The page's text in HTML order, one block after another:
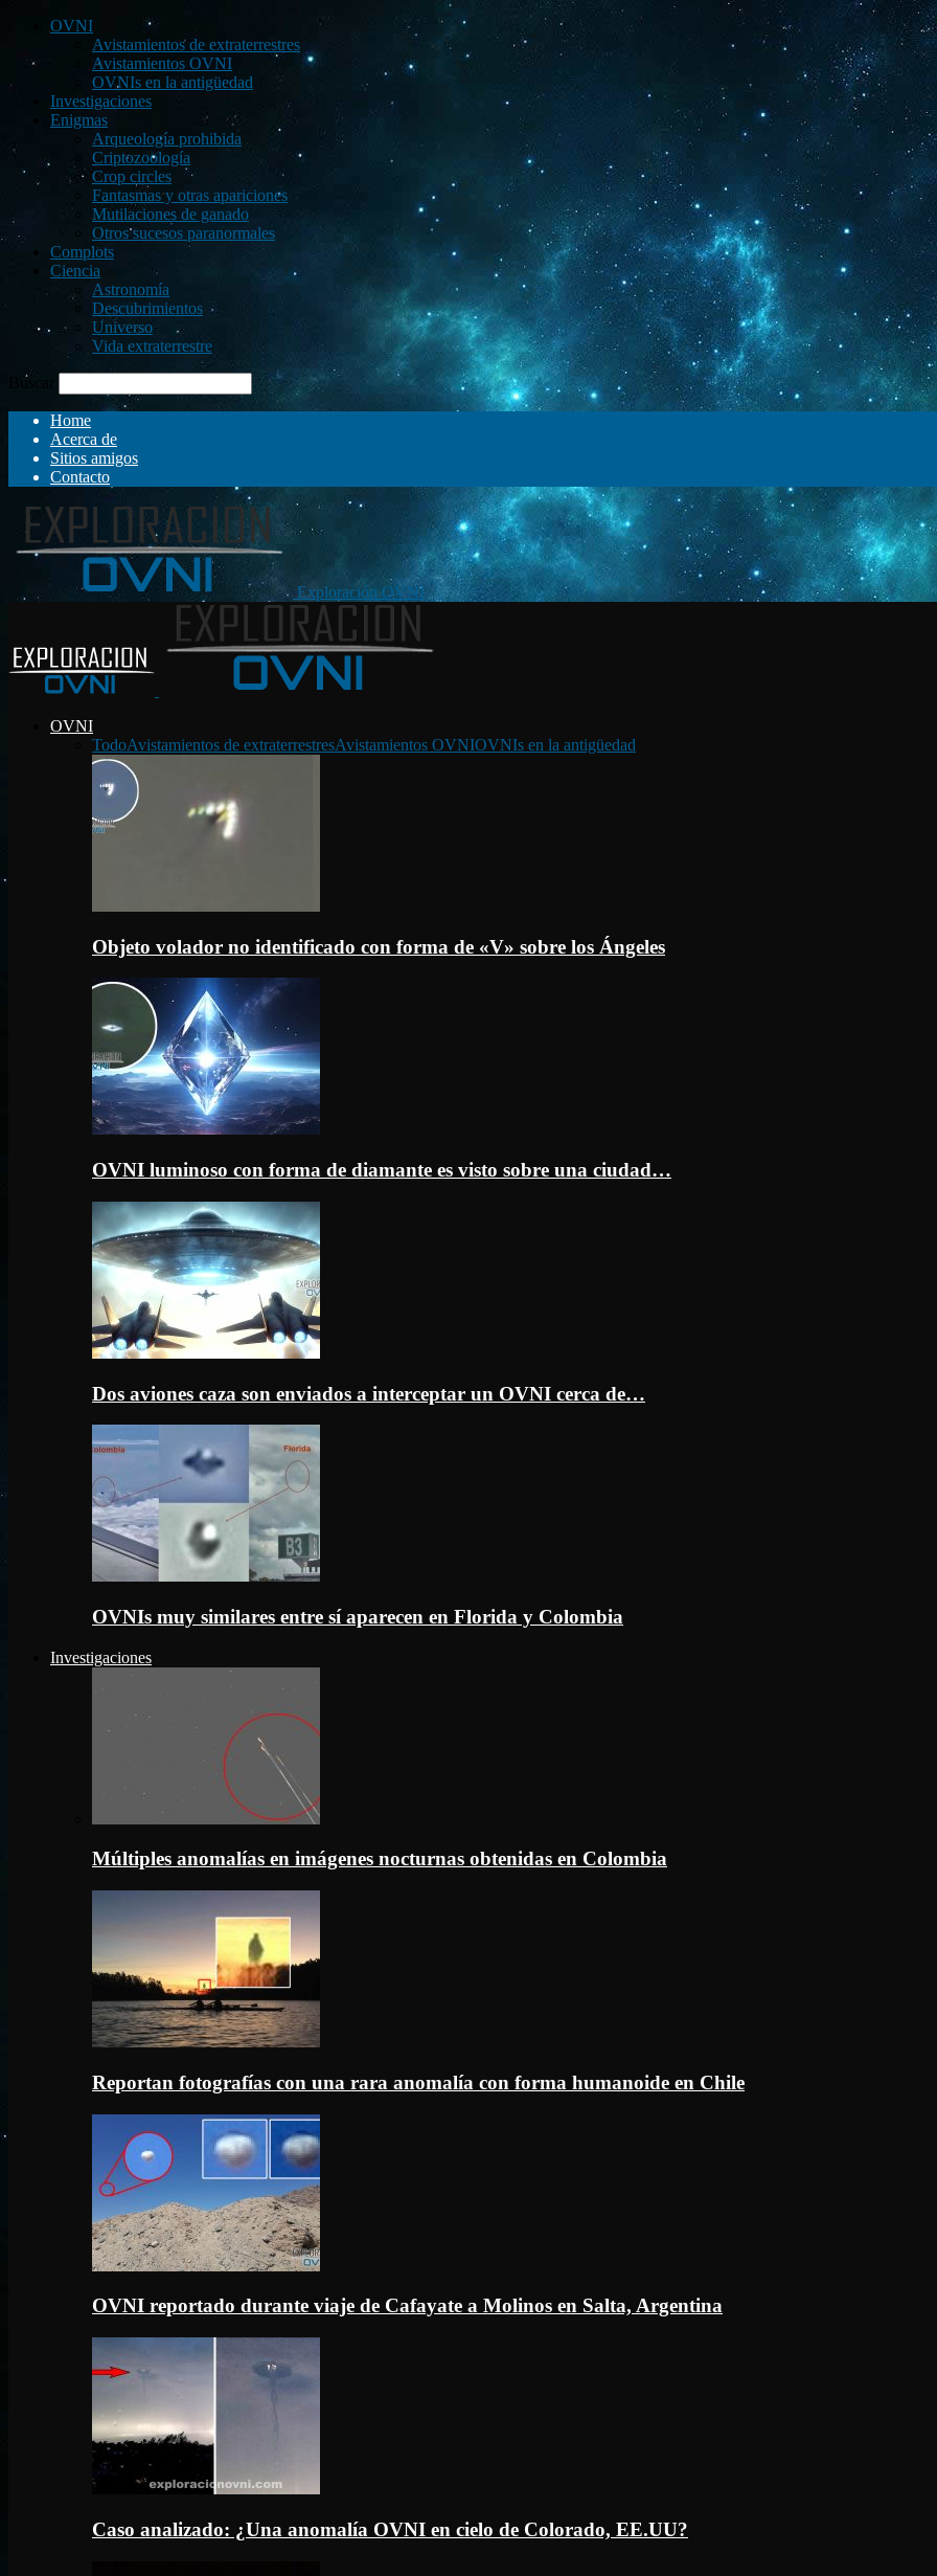
OVNI
Avistamientos de extraterrestres
Avistamientos OVNI
OVNIs en la antigüedad
Investigaciones
Enigmas
Arqueología prohibida
Criptozoología
Crop circles
Fantasmas y otras apariciones
Mutilaciones de ganado
Otros sucesos paranormales
Complots
Ciencia
Astronomía
Descubrimientos
Universo
Vida extraterrestre
Buscar
Home
Acerca de
Sitios amigos
Contacto
Exploración OVNI
OVNI
TodoAvistamientos de extraterrestresAvistamientos OVNIOVNIs en la antigüedad
Objeto volador no identificado con forma de «V» sobre los Ángeles
OVNI luminoso con forma de diamante es visto sobre una ciudad…
Dos aviones caza son enviados a interceptar un OVNI cerca de…
OVNIs muy similares entre sí aparecen en Florida y Colombia
Investigaciones
Múltiples anomalías en imágenes nocturnas obtenidas en Colombia
Reportan fotografías con una rara anomalía con forma humanoide en Chile
OVNI reportado durante viaje de Cafayate a Molinos en Salta, Argentina
Caso analizado: ¿Una anomalía OVNI en cielo de Colorado, EE.UU?